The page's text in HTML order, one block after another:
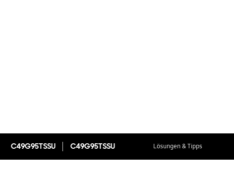
C49G95TSSU C49G95TSSU Lösungen & Tipps